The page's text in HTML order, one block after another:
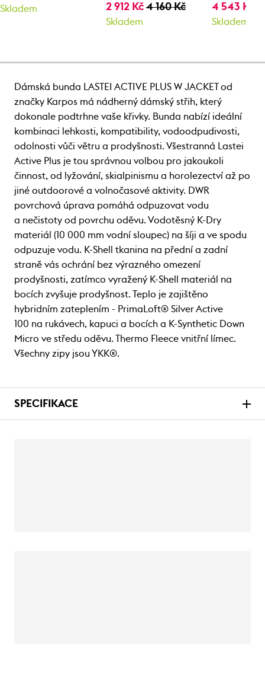
Skladem 2 912 Kč4 160 Kč
Skladem
4 543 Kč
Skladem
Dámská bunda LASTEI ACTIVE PLUS W JACKET od
značky Karpos má nádherný dámský střih, který
dokonale podtrhne vaše křivky. Bunda nabízí ideální
kombinaci lehkosti, kompatibility, vodoodpudivosti,
odolnosti vůči větru a prodyšnosti. Všestranná Lastei
Active Plus je tou správnou volbou pro jakoukoli
činnost, od lyžování, skialpinismu a horolezectví až po
jiné outdoorové a volnočasové aktivity. DWR
povrchová úprava pomáhá odpuzovat vodu
a nečistoty od povrchu oděvu. Vodotěsný K-Dry
materiál (10 000 mm vodní sloupec) na šíji a ve spodu
odpuzuje vodu. K-Shell tkanina na přední a zadní
straně vás ochrání bez výrazného omezení
prodyšnosti, zatímco vyražený K-Shell materiál na
bocích zvyšuje prodyšnost. Teplo je zajištěno
hybridním zateplením - PrimaLoft® Silver Active
100 na rukávech, kapuci a bocích a K-Synthetic Down
Micro ve středu oděvu. Thermo Fleece vnitřní límec.
Všechny zipy jsou YKK®.
SPECIFIKACE